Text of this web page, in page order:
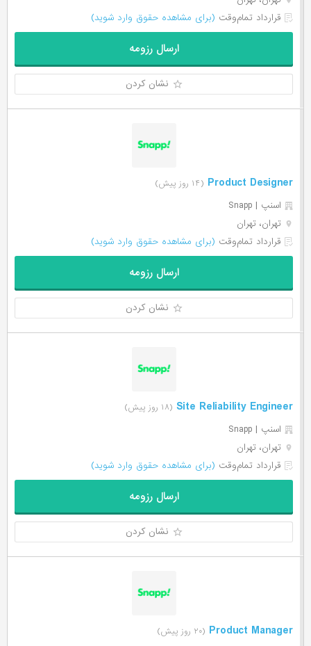
قرارداد تمام‌وقت (برای مشاهده حقوق وارد شوید)
ارسال رزومه
نشان کردن
Product Designer (۱۴ روز پیش)
اسنپ | Snapp
تهران، تهران
قرارداد تمام‌وقت (برای مشاهده حقوق وارد شوید)
ارسال رزومه
نشان کردن
Site Reliability Engineer (۱۸ روز پیش)
اسنپ | Snapp
تهران، تهران
قرارداد تمام‌وقت (برای مشاهده حقوق وارد شوید)
ارسال رزومه
نشان کردن
Product Manager (۲۰ روز پیش)